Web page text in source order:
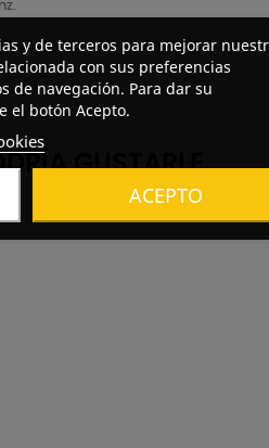
GUSTARLE
y de terceros para mejorar
con sus preferencias
de navegación. Para dar su
el botón Acepto.
ACEPTO